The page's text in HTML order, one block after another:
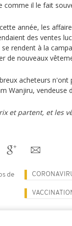
comme il le fait
année, les
des ventes
rendent à la
de nouveaux
acheteurs n'ont
Wanjiru, vendeuse
et partent, et les
de